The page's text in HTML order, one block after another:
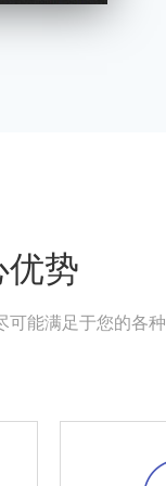
优势
可能满足于您的各